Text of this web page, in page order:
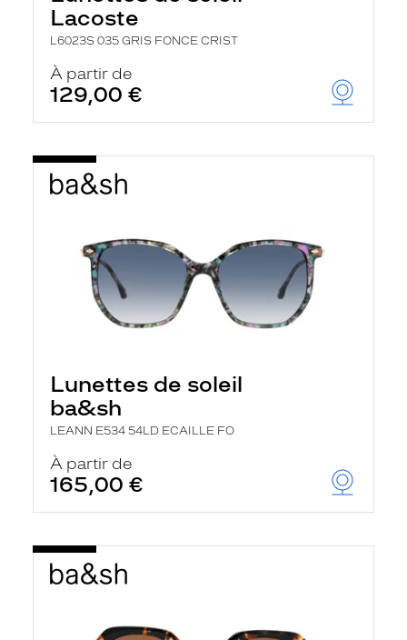
Lacoste
L6023S 035 GRIS FONCE CRIST
À partir de
129,00 €
Lunettes de soleil
ba&sh
LEANN E534 54LD ECAILLE FO
À partir de
165,00 €